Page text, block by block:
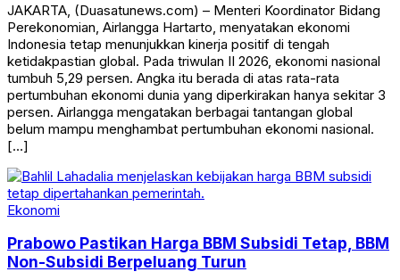
JAKARTA, (Duasatunews.com) – Menteri Koordinator Bidang
Perekonomian, Airlangga Hartarto, menyatakan ekonomi
Indonesia tetap menunjukkan kinerja positif di tengah
ketidakpastian global. Pada triwulan II 2026, ekonomi nasional
tumbuh 5,29 persen. Angka itu berada di atas rata-rata
pertumbuhan ekonomi dunia yang diperkirakan hanya sekitar 3
persen. Airlangga mengatakan berbagai tantangan global
belum mampu menghambat pertumbuhan ekonomi nasional.
[…]
Ekonomi
Prabowo Pastikan Harga BBM Subsidi Tetap, BBM
Non-Subsidi Berpeluang Turun